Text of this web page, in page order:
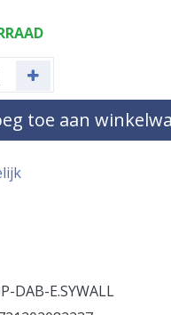
toe aan
DAB-E.SYWALL